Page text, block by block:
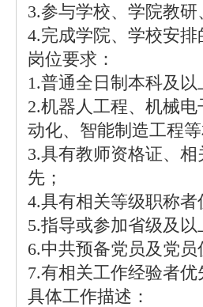
3.参与学校、学院教
4.完成学院、学校安
岗位要求：
1.普通全日制本科及
2.机器人工程、机械
动化、智能制造工程
3.具有教师资格证、
先；
4.具有相关等级职称者
5.指导或参加省级及
6.中共预备党员及党
7.有相关工作经验者优
具体工作描述：